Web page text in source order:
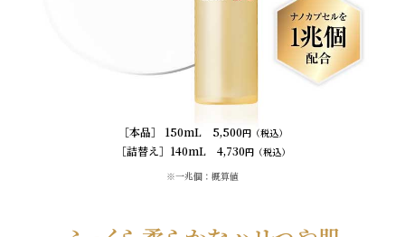
［本品］ 150mL 5,500円（税込）
［詰替え］140mL 4,730円（税込）
※一兆個：概算値